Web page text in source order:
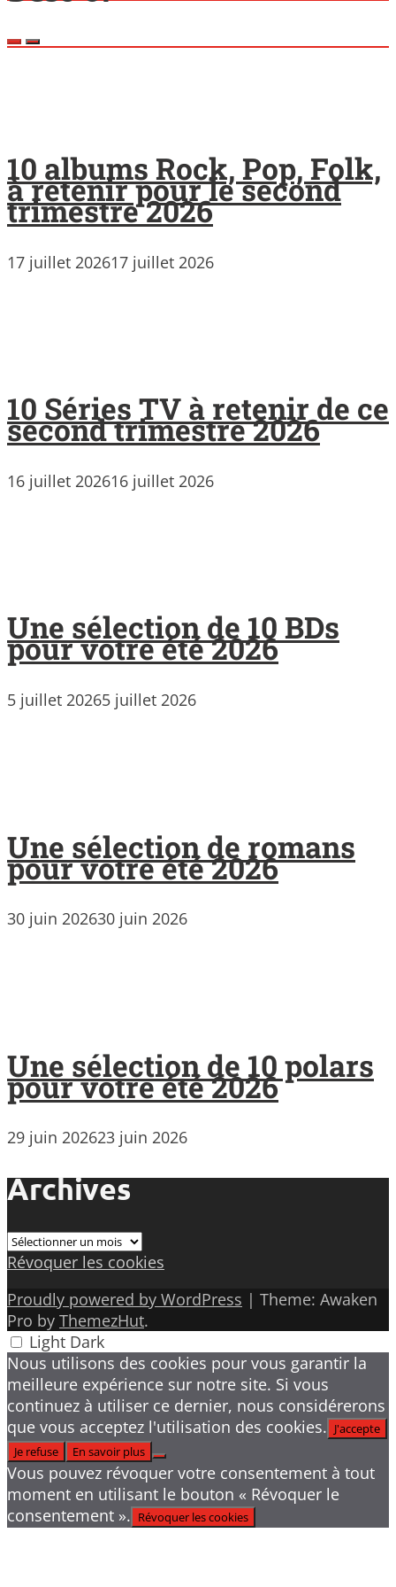
10 albums Rock, Pop, Folk,
à retenir pour le second
trimestre 2026
17 juillet 202617 juillet 2026
10 Séries TV à retenir de ce
second trimestre 2026
16 juillet 202616 juillet 2026
Une sélection de 10 BDs
pour votre été 2026
5 juillet 20265 juillet 2026
Une sélection de romans
pour votre été 2026
30 juin 202630 juin 2026
Une sélection de 10 polars
pour votre été 2026
29 juin 202623 juin 2026
Archives
Archives
Révoquer les cookies
Proudly powered by WordPress | Theme: Awaken
Pro by ThemezHut.
Light Dark
Nous utilisons des cookies pour vous garantir la
meilleure expérience sur notre site. Si vous
continuez à utiliser ce dernier, nous considérerons
que vous acceptez l'utilisation des cookies. J'accepte
Je refuse
En savoir plus
Vous pouvez révoquer votre consentement à tout
moment en utilisant le bouton « Révoquer le
consentement ». Révoquer les cookies